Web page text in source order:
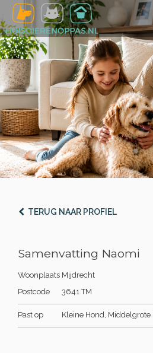
TERUG NAAR PROFIEL
Samenvatting Naomi
Woonplaats Mijdrecht
Postcode
3641 TM
Past op Kleine Hond, Middelgrote